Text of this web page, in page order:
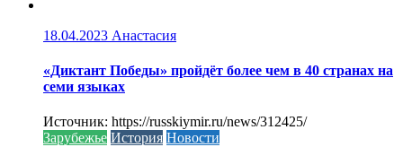
18.04.2023 Анастасия
«Диктант Победы» пройдёт более чем в 40 странах на
семи языках
Источник: https://russkiymir.ru/news/312425/
Зарубежье История Новости